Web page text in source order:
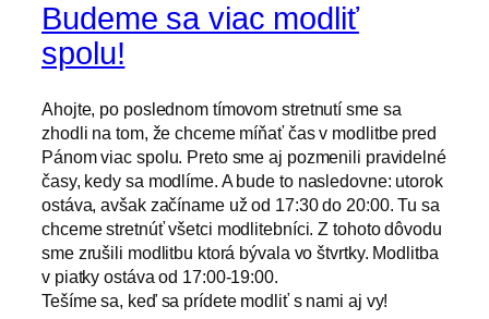
Budeme sa viac modliť
spolu!
Ahojte, po poslednom tímovom stretnutí sme sa
zhodli na tom, že chceme míňať čas v modlitbe pred
Pánom viac spolu. Preto sme aj pozmenili pravidelné
časy, kedy sa modlíme. A bude to nasledovne: utorok
ostáva, avšak začíname už od 17:30 do 20:00. Tu sa
chceme stretnúť všetci modlitebníci. Z tohoto dôvodu
sme zrušili modlitbu ktorá bývala vo štvrtky. Modlitba
v piatky ostáva od 17:00-19:00.
Tešíme sa, keď sa prídete modliť s nami aj vy!